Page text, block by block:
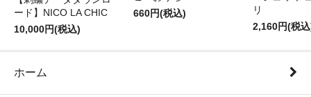
ード】NICO LA CHIC
10,000円(税込)
660円(税込)
リ
2,160円(税
ホーム